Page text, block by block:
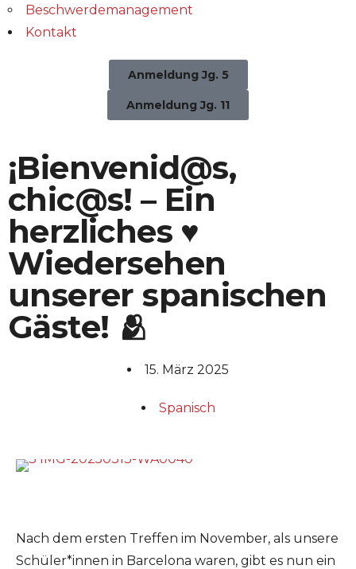
Beschwerdemanagement
Kontakt
Anmeldung Jg. 5
Anmeldung Jg. 11
¡Bienvenid@s,
chic@s! – Ein
herzliches ♥️
Wiedersehen
unserer spanischen
Gäste! 🫂
15. März 2025
Spanisch
Nach dem ersten Treffen im November, als unsere
Schüler*innen in Barcelona waren, gibt es nun ein